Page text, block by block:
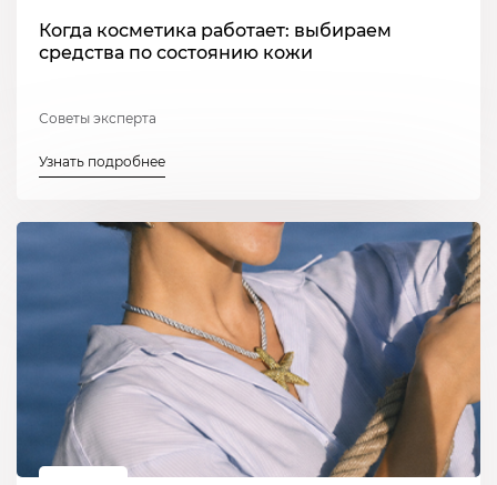
Когда косметика работает: выбираем
средства по состоянию кожи
Советы эксперта
Узнать подробнее